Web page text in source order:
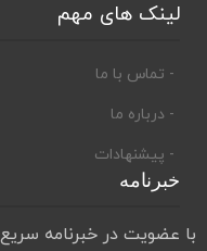
لینک های مهم
- تماس با ما
- درباره ما
- پیشنهادات
خبرنامه
با عضویت در خبرنامه سریع